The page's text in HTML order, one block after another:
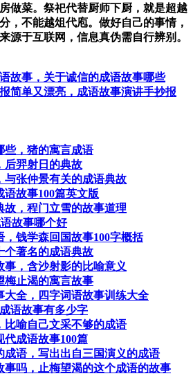
做菜。祭祀代替厨师下厨，就是超越
，不能越俎代庖。做好自己的事情，
源于互联网，信息真伪需自行辨别。
故事，关于诚信的成语故事哪些
简单又漂亮，成语故事演讲手抄报
些，猪的寓言成语
后羿射日的典故
与张仲景有关的成语典故
语故事100篇英文版
故，程门立雪的故事道理
故事哪个好
，钱学森回国故事100字概括
个著名的成语典故
事，含沙射影的比喻意义
梅止渴的寓言故事
大全，四字词语故事训练大全
语故事有多少字
比喻自己文采不够的成语
代成语故事100篇
成语，写出出自三国演义的成语
事吗，止梅望渴的这个成语的故事